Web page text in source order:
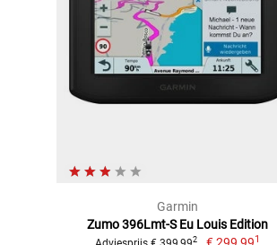
Garmin
Zumo 396Lmt-S Eu Louis Edition
2 1